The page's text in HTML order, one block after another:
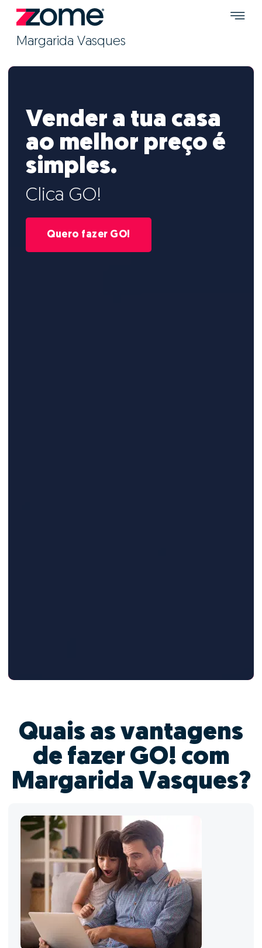
Margarida Vasques
Vender a tua casa
ao melhor preço é
simples.
Clica GO!
Quero fazer GO!